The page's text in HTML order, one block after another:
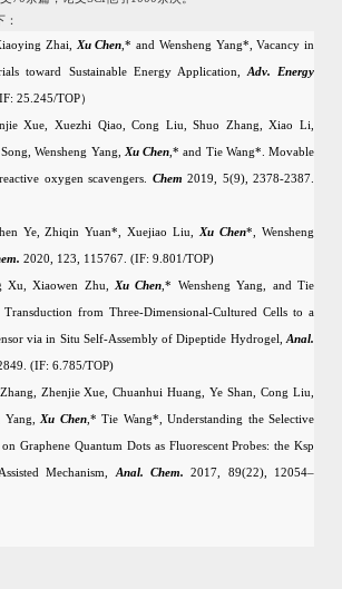
Zhai,
Xu Chen ,* and Wensheng Yang*, Vacancy in
toward Sustainable Energy Application, Adv. Energy
25.245/TOP）
Xue, Xuezhi Qiao, Cong Liu, Shuo Zhang, Xiao Li,
Wensheng Yang, Xu Chen ,* and Tie Wang*. Movable
oxygen scavengers.
Chem2019, 5(9), 2378-2387.
Ye, Zhiqin Yuan*, Xuejiao Liu, Xu Chen*, Wensheng
2020, 123, 115767. (IF: 9.801/TOP)
Xiaowen Zhu, Xu Chen ,* Wensheng Yang, and Tie
Transduction from Three-Dimensional-Cultured Cells to a
via in Situ Self-Assembly of Dipeptide Hydrogel, Anal.
(IF: 6.785/TOP)
Zhenjie Xue, Chuanhui Huang, Ye Shan, Cong Liu,
Yang, Xu Chen,* Tie Wang*, Understanding the Selective
Graphene Quantum Dots as Fluorescent Probes: the Ksp
Mechanism, Anal. Chem.2017, 89(22), 12054–